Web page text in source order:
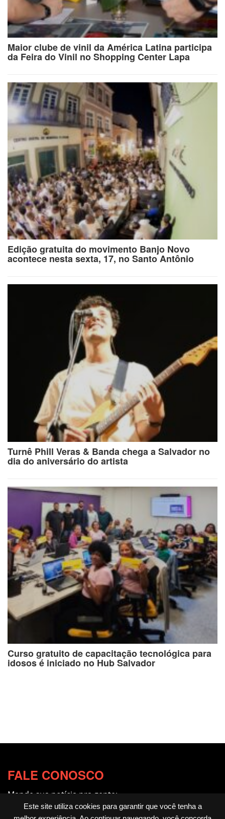
Este site utiliza cookies para garantir que você tenha a
Maior clube de vinil da América Latina participa
da Feira do Vinil no Shopping Center Lapa
Edição gratuita do movimento Banjo Novo
acontece nesta sexta, 17, no Santo Antônio
Turnê Phill Veras & Banda chega a Salvador no
dia do aniversário do artista
Curso gratuito de capacitação tecnológica para
idosos é iniciado no Hub Salvador
FALE CONOSCO
Mande sua notícia pra gente:
redacao@fotocitando.com.br